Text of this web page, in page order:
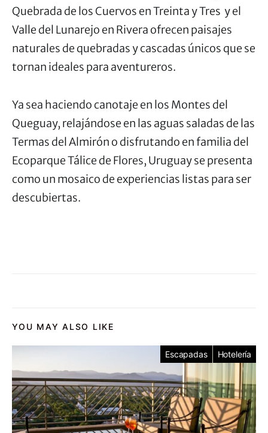
Quebrada de los Cuervos en Treinta y Tres y el
Valle del Lunarejo en Rivera ofrecen paisajes
naturales de quebradas y cascadas únicos que se
tornan ideales para aventureros.
Ya sea haciendo canotaje en los Montes del
Queguay, relajándose en las aguas saladas de las
Termas del Almirón o disfrutando en familia del
Ecoparque Tálice de Flores, Uruguay se presenta
como un mosaico de experiencias listas para ser
descubiertas.
YOU MAY ALSO LIKE
Escapadas Hotelería